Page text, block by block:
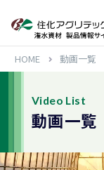
HOME 動画一覧
Video List
動画一覧